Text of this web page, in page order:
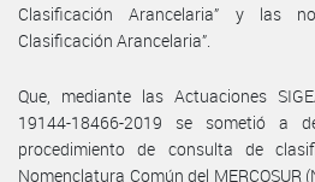
Clasificación Arancelaria” y las
Clasificación Arancelaria”.
Que, mediante las Actuaciones
19144-18466-2019 se sometió a
procedimiento de consulta de
Nomenclatura Común del MERCOSUR